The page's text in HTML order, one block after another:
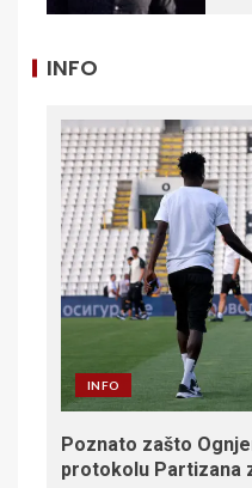
INFO
INFO
Poznato zašto
protokolu Partizana